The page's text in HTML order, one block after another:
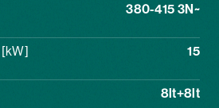
380-415 3N~
15
8lt+8lt